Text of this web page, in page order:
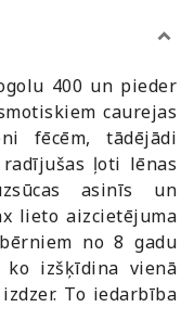
400 un pieder
caurejas
fēcēm, tādējādi
ļoti lēnas
asinīs un
lieto aizcietējuma
no 8 gadu
ko izšķīdina vienā
To iedarbība